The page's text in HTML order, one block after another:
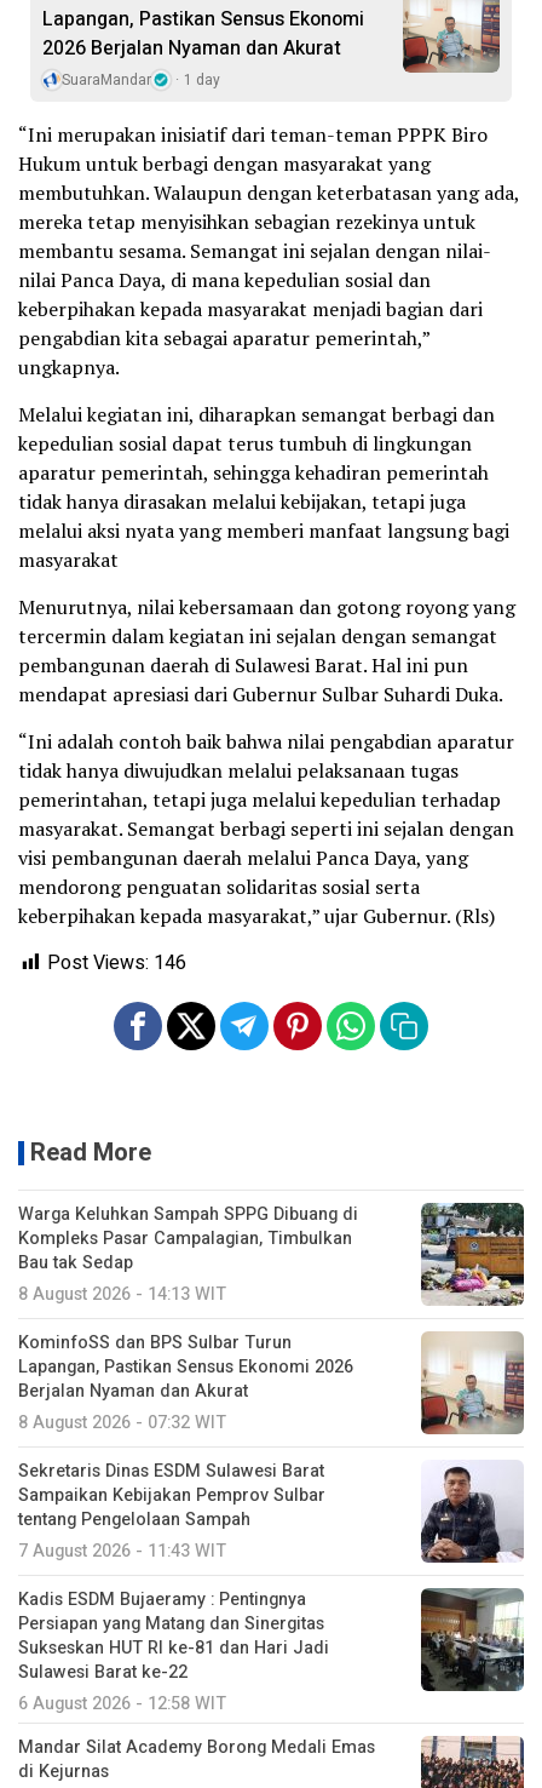
Lapangan, Pastikan Sensus Ekonomi
2026 Berjalan Nyaman dan Akurat
SuaraMandar 1 day
“Ini merupakan inisiatif dari teman-teman PPPK Biro
Hukum untuk berbagi dengan masyarakat yang
membutuhkan. Walaupun dengan keterbatasan yang ada,
mereka tetap menyisihkan sebagian rezekinya untuk
membantu sesama. Semangat ini sejalan dengan nilai-
nilai Panca Daya, di mana kepedulian sosial dan
keberpihakan kepada masyarakat menjadi bagian dari
pengabdian kita sebagai aparatur pemerintah,”
ungkapnya.
Melalui kegiatan ini, diharapkan semangat berbagi dan
kepedulian sosial dapat terus tumbuh di lingkungan
aparatur pemerintah, sehingga kehadiran pemerintah
tidak hanya dirasakan melalui kebijakan, tetapi juga
melalui aksi nyata yang memberi manfaat langsung bagi
masyarakat
Menurutnya, nilai kebersamaan dan gotong royong yang
tercermin dalam kegiatan ini sejalan dengan semangat
pembangunan daerah di Sulawesi Barat. Hal ini pun
mendapat apresiasi dari Gubernur Sulbar Suhardi Duka.
“Ini adalah contoh baik bahwa nilai pengabdian aparatur
tidak hanya diwujudkan melalui pelaksanaan tugas
pemerintahan, tetapi juga melalui kepedulian terhadap
masyarakat. Semangat berbagi seperti ini sejalan dengan
visi pembangunan daerah melalui Panca Daya, yang
mendorong penguatan solidaritas sosial serta
keberpihakan kepada masyarakat,” ujar Gubernur. (Rls)
Post Views: 146
Read More
Warga Keluhkan Sampah SPPG Dibuang di
Kompleks Pasar Campalagian, Timbulkan
Bau tak Sedap
8 August 2026 - 14:13 WIT
KominfoSS dan BPS Sulbar Turun
Lapangan, Pastikan Sensus Ekonomi 2026
Berjalan Nyaman dan Akurat
8 August 2026 - 07:32 WIT
Sekretaris Dinas ESDM Sulawesi Barat
Sampaikan Kebijakan Pemprov Sulbar
tentang Pengelolaan Sampah
7 August 2026 - 11:43 WIT
Kadis ESDM Bujaeramy : Pentingnya
Persiapan yang Matang dan Sinergitas
Sukseskan HUT RI ke-81 dan Hari Jadi
Sulawesi Barat ke-22
6 August 2026 - 12:58 WIT
Mandar Silat Academy Borong Medali Emas
di Kejurnas